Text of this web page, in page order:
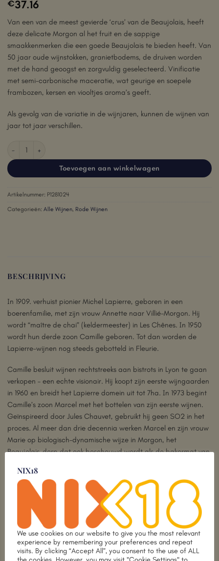
€37.16
Van een van de meest gevierde ‘crus’ van de Beaujolais, heeft
deze delicate Morgon al het fruit en de sappige
smaakkenmerken die een goede Beaujolais te bieden heeft. Van
50 jaar oude wijnstokken, granietbodems, de druiven worden
met de hand geoogst en zorgvuldig geselecteerd. Vinificatie
met semi-carbonische maceratie, wat geurige en soepele
frambozen, kersen en viooltjes aroma’s geeft.
Als gevolg van de variatie in de wijnjaren, kunnen de wijnen van
jaar tot jaar verschillen.
Domaine Marcel Lapierre Morgon 2023 aantal
Toevoegen aan winkelwagen
Artikelnummer: P1281024
Categorieën: Alle Wijnen, Rode Wijnen
BESCHRIJVING
In 1909. verhuist pionier Michel Lapierre, geboren in een
boerenfamilie, met zijn vrouw Annette naar Villié-Morgon. Hij
wordt “maître de chai” (keldermeester) in Les Chênes. In 1950
wordt hun derde zoon Camille geboren. Tot dan worden de
Lapierre-wijnen nog steeds gebotteld in Fleurie.
Camille besluit wijnen rechtstreeks aan bistrots in Lyon te gaan
verkopen – een echte visionair. Hij koopt zijn eerste wijngaarden
in 1960 en breidt het Lapierre domein uit tot 7ha. In 1973 begint
Camille’s zoon Marcel met het bottelen van zijn eerste wijnen.
Geïnspireerd door Jules Chauvet, gebruikt hij geen SO2 in het
proces. Al meer dan drie decennia werken Marcel en zijn vrouw
Marie op biologisch-dynamische wijze in Morgon, het
Beaujolais-dorp dat ook beschouwd wordt als de bakermat van
voor Beaujolais-liefhebbers!
EXTRA INFORMATIE
PRODUCENT Domaine Marcel Lapierre
NIX18
We use cookies on our website to give you the most relevant
experience by remembering your preferences and repeat
visits. By clicking “Accept All”, you consent to the use of ALL